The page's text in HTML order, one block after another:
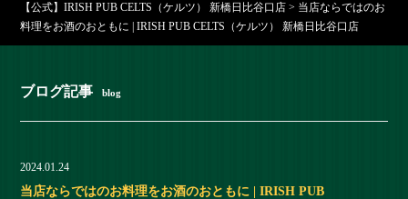
【公式】IRISH PUB CELTS（ケルツ） 新橋日比谷口店 > 当店ならではのお
料理をお酒のおともに | IRISH PUB CELTS（ケルツ） 新橋日比谷口店
ブログ記事 blog
2024.01.24
当店ならではのお料理をお酒のおともに | IRISH PUB